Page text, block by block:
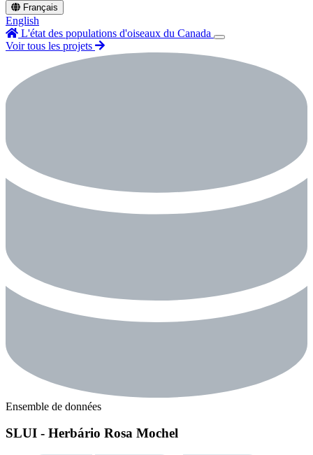
Français
English
L'état des populations d'oiseaux du Canada
Voir tous les projets
Ensemble de données
SLUI - Herbário Rosa Mochel